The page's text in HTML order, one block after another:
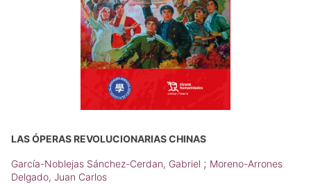
LAS ÓPERAS REVOLUCIONARIAS CHINAS
García-Noblejas Sánchez-Cerdan, Gabriel ; Moreno-Arrones
Delgado, Juan Carlos